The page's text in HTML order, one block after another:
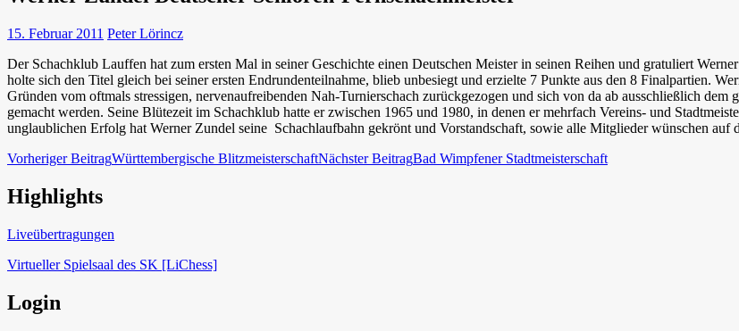
15. Februar 2011 Peter Lörincz
Der Schachklub Lauffen hat zum ersten Mal in seiner Geschichte einen Deutschen Meister in seinen Reihen und gratuliert
holte sich den Titel gleich bei seiner ersten Endrundenteilnahme, blieb unbesiegt und erzielte 7 Punkte aus den 8 Finalpartien.
Gründen vom oftmals stressigen, nervenaufreibenden Nah-Turnierschach zurückgezogen und sich von da ab ausschließlich
gemacht werden. Seine Blütezeit im Schachklub hatte er zwischen 1965 und 1980, in denen er mehrfach Vereins- und
unglaublichen Erfolg hat Werner Zundel seine Schachlaufbahn gekrönt und Vorstandschaft, sowie alle Mitglieder wünschen
Beitragsnavigation
Vorheriger BeitragWürttembergische BlitzmeisterschaftNächster BeitragBad Wimpfener Stadtmeisterschaft
Schach in Lauffen
Highlights
Liveübertragungen
Virtueller Spielsaal des SK [LiChess]
Login